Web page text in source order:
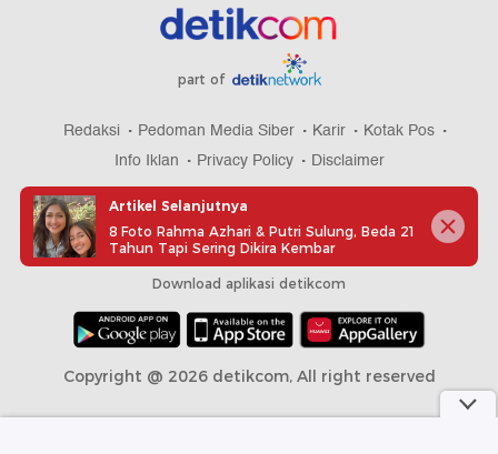
part of
Redaksi Pedoman Media Siber Karir
Kotak Pos
Info Iklan
Privacy Policy Disclaimer
Download aplikasi detikcom
Copyright @ 2026 detikcom, All right reserved
Artikel Selanjutnya
8 Foto Rahma Azhari & Putri Sulung, Beda 21
Tahun Tapi Sering Dikira Kembar